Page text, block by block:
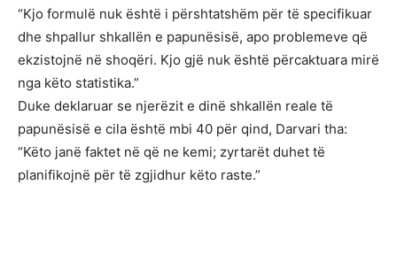
“Kjo formulë nuk është i përshtatshëm për të specifikuar
dhe shpallur shkallën e papunësisë, apo problemeve që
ekzistojnë në shoqëri. Kjo gjë nuk është përcaktuara mirë
nga këto statistika.”
Duke deklaruar se njerëzit e dinë shkallën reale të
papunësisë e cila është mbi 40 për qind, Darvari tha:
“Këto janë faktet në që ne kemi; zyrtarët duhet të
planifikojnë për të zgjidhur këto raste.”